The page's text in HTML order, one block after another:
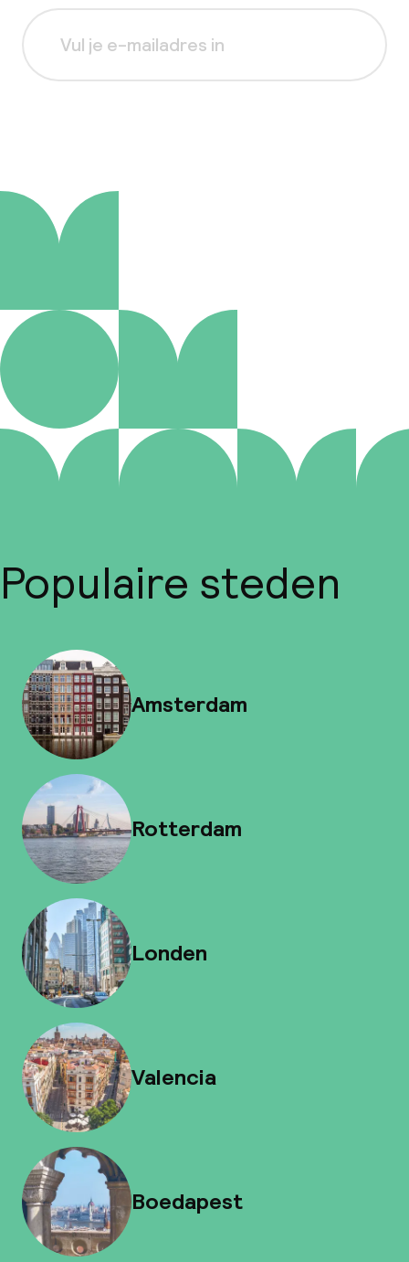
Populaire steden
Amsterdam
Rotterdam
Londen
Valencia
Boedapest